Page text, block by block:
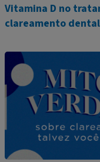
Vitamina D no
clareamento dental